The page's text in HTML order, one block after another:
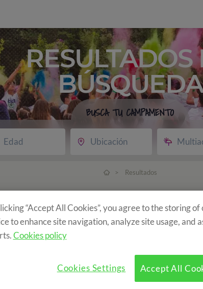
RESULTADOS
BÚSQUEDA
BUSCA TU CAMPAMENTO
Edad Ubicación
> Resultados
“Accept All Cookies”, you agree to the storing
to enhance site navigation, analyze site usage, and
Cookies policy
Accept All
Cookies Settings